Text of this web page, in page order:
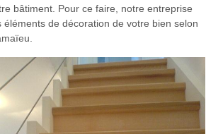
bâtiment. Pour ce faire, notre entreprise
de décoration de votre bien selon